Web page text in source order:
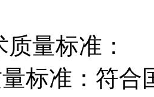
质量标准：
标准：符合